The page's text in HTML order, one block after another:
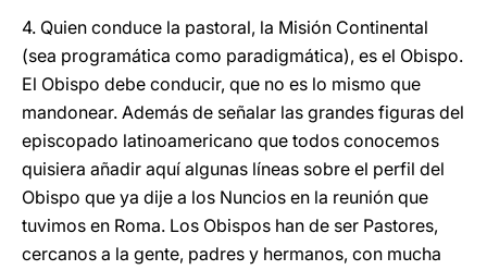
4. Quien conduce la pastoral, la Misión Continental
(sea programática como paradigmática), es el Obispo.
El Obispo debe conducir, que no es lo mismo que
mandonear. Además de señalar las grandes figuras del
episcopado latinoamericano que todos conocemos
quisiera añadir aquí algunas líneas sobre el perfil del
Obispo que ya dije a los Nuncios en la reunión que
tuvimos en Roma. Los Obispos han de ser Pastores,
cercanos a la gente, padres y hermanos, con mucha